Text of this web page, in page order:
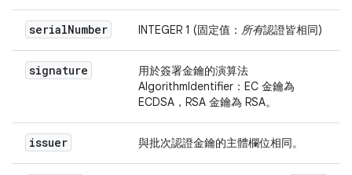
serialNumber INTEGER 1 (固定值： 所有認證皆相同)
signature
用於簽署金鑰的演算法
AlgorithmIdentifier：EC 金鑰為
ECDSA，RSA 金鑰為 RSA。
issuer 與批次認證金鑰的主體欄位相同。